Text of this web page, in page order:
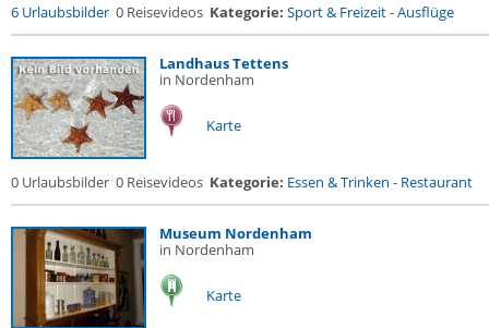
6 Urlaubsbilder 0 Reisevideos Kategorie: Sport & Freizeit-Ausflüge
Landhaus Tettens
in Nordenham
Karte
0 Urlaubsbilder 0 Reisevideos Kategorie: Essen & Trinken - Restaurant
Museum Nordenham
in Nordenham
Karte